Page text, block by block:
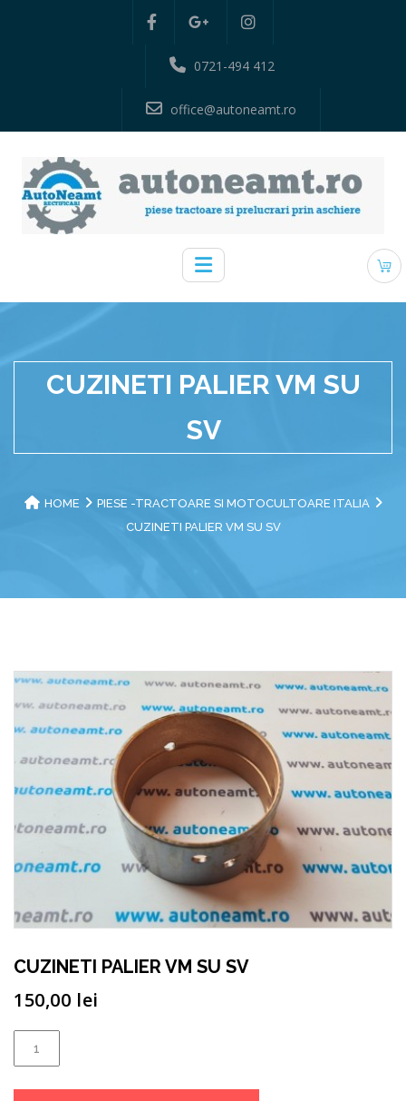
0721-494 412
office@autoneamt.ro
CUZINETI PALIER VM SU
SV
HOME
PIESE -TRACTOARE SI MOTOCULTOARE ITALIA
CUZINETI PALIER VM SU SV
CUZINETI PALIER VM SU SV
150,00 lei
CUZINETI
PALIER